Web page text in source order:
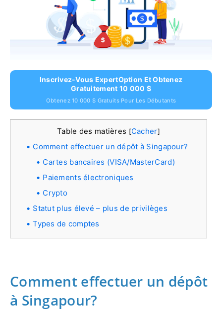
Inscrivez-Vous ExpertOption Et Obtenez
Gratuitement 10 000 $
Obtenez 10 000 $ Gratuits Pour Les Débutants
Table des matières [Cacher]
Comment effectuer un dépôt à Singapour?
Cartes bancaires (VISA/MasterCard)
Paiements électroniques
Crypto
Statut plus élevé – plus de privilèges
Types de comptes
Comment effectuer un dépôt
à Singapour?